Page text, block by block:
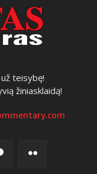
teisybę!
žiniasklaidą!